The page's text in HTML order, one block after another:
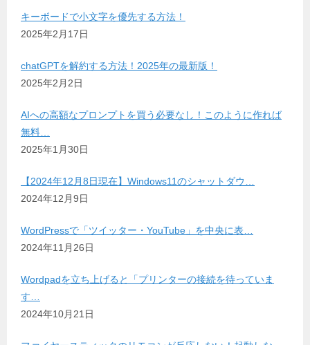
キーボードで小文字を優先する方法！
2025年2月17日
chatGPTを解約する方法！2025年の最新版！
2025年2月2日
AIへの高額なプロンプトを買う必要なし！このように作れば
無料…
2025年1月30日
【2024年12月8日現在】Windows11のシャットダウ…
2024年12月9日
WordPressで「ツイッター・YouTube」を中央に表…
2024年11月26日
Wordpadを立ち上げると「プリンターの接続を待っていま
す…
2024年10月21日